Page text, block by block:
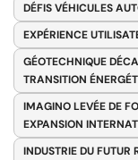
DÉFIS VÉHICULES
EXPÉRIENCE
GÉOTECHNIQUE
TRANSITION
IMAGINO LEVÉE DE
EXPANSION
INDUSTRIE DU FUTUR